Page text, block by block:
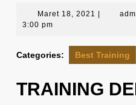
Maret 18, 2021 Maret
3:00 pm
Categories: Best Training
TRAINING